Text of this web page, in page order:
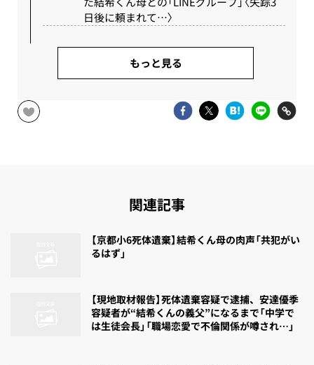
日後に頼まれて…〉
もっと見る
関連記事
【京都小6死体遺棄】結希くん母の肉声「共犯がい
るはず」
【現地取材報告】死体遺棄容疑で逮捕、安達優季
容疑者が“結希くんの義父”になるまで「中学で
は生徒会長」「職場恋愛で不倫関係が噂され…」